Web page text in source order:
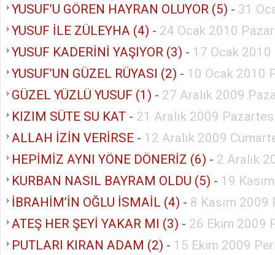
YUSUF’U GÖREN HAYRAN OLUYOR (5) - 31
YUSUF İLE ZÜLEYHA (4) - 24 Ocak 2010 Pazar
YUSUF KADERİNİ YAŞIYOR (3) - 17 Ocak 2010
YUSUF’UN GÜZEL RÜYASI (2) - 10 Ocak 2010
GÜZEL YÜZLÜ YUSUF (1) - 27 Aralık 2009
KIZIM SÜTE SU KAT - 21 Aralık 2009
ALLAH İZİN VERİRSE - 12 Aralık 2009
HEPİMİZ AYNI YÖNE DÖNERİZ (6) - 2 Aralık
KURBAN NASIL BAYRAM OLDU (5) - 19
İBRAHİM’İN OĞLU İSMAİL (4) - 8 Kasım 2009
ATEŞ HER ŞEYİ YAKAR MI (3) - 26 Ekim 2009
PUTLARI KIRAN ADAM (2) - 15 Ekim 2009